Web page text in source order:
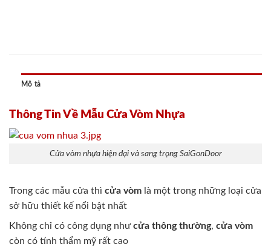
Mô tả
Thông Tin Về Mẫu Cửa Vòm Nhựa
Cửa vòm nhựa hiện đại và sang trọng SaiGonDoor
Trong các mẫu cửa thì cửa vòm là một trong những loại cửa
sở hữu thiết kế nổi bật nhất
Không chỉ có công dụng nhưcửa thông thường, cửa vòm
còn có tính thẩm mỹ rất cao